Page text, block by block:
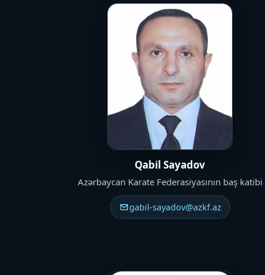
Qabi̇l Sayadov
Azərbaycan Karate Federasiyasının baş katibi
gabil-sayadov@azkf.az